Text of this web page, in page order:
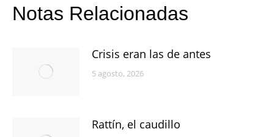
Notas Relacionadas
Crisis eran las de antes
5 agosto, 2026
Rattín, el caudillo